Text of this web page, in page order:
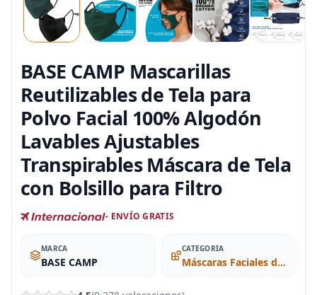
BASE CAMP Mascarillas
Reutilizables de Tela para
Polvo Facial 100% Algodón
Lavables Ajustables
Transpirables Máscara de Tela
con Bolsillo para Filtro
- ENVÍO GRATIS
MARCA
BASE CAMP
CATEGORIA
Máscaras Faciales de Tela